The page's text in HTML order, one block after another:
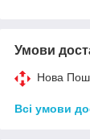
Умови
Нова
Всі умови